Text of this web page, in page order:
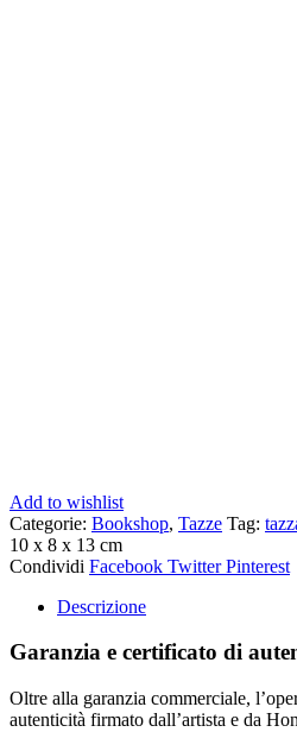
Add to wishlist
Categorie: Bookshop, Tazze Tag:
10 x 8 x 13 cm
Condividi Facebook TwitterPinterest
Descrizione
Garanzia e certificato di
Oltre alla garanzia commerciale,
autenticità firmato dall’artista e da